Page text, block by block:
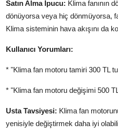
Satın Alma İpucu: Klima fanının
dönüyorsa veya hiç dönmüyorsa,
Klima sisteminin hava akışını da
Kullanıcı Yorumları:
* "Klima fan motoru tamiri 300 TL
* "Klima fan motoru değişimi 500
Usta Tavsiyesi: Klima fan
yenisiyle değiştirmek daha iyi